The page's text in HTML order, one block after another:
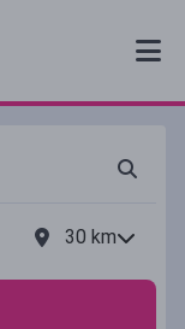
30 km